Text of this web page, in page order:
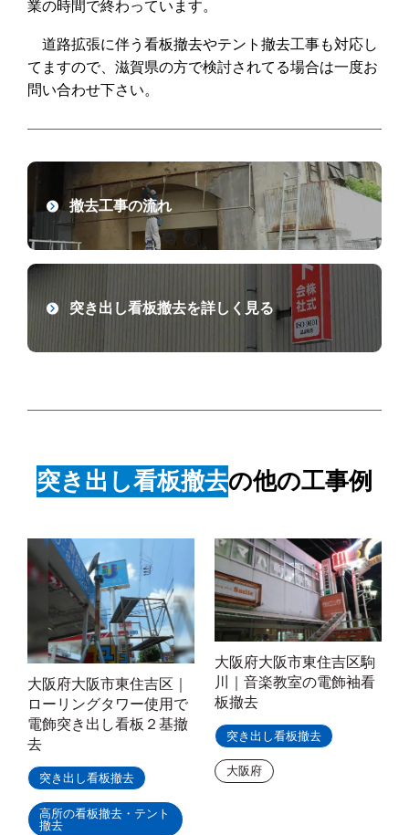
業の時間で終わっています。
道路拡張に伴う看板撤去やテント撤去工事も対応し
てますので、滋賀県の方で検討されてる場合は一度お
問い合わせ下さい。
撤去工事の流れ
突き出し看板撤去を詳しく見る
突き出し看板撤去の他の工事例
大阪府大阪市東住吉区｜
ローリングタワー使用で
電飾突き出し看板２基撤
去
突き出し看板撤去
高所の看板撤去・テント
撤去
大阪府大阪市東住吉区駒
川｜音楽教室の電飾袖看
板撤去
突き出し看板撤去
大阪府